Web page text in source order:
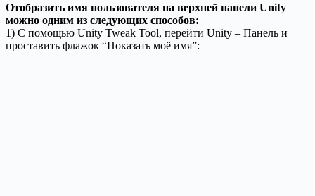
Отобразить имя пользователя на верхней панели Unity
можно одним из следующих способов:
1) С помощью Unity Tweak Tool, перейти Unity – Панель и
проставить флажок “Показать моё имя”: